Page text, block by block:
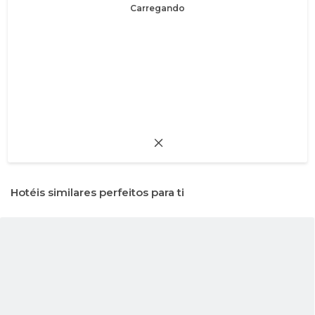
Carregando
Hotéis similares perfeitos para ti